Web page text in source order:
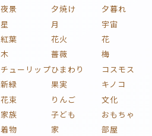
夜景 夕焼け
夕暮れ
星 月
宇宙
紅葉 花火
花
木 薔薇
梅
チューリップひまわり
コスモス
新緑 果実
キノコ
花束 りんご
文化
家族 子ども
おもちゃ
着物 家
部屋